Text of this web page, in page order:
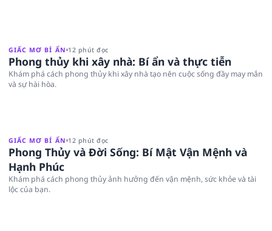
GIẤC MƠ BÍ ẨN 12 phút đọc
Phong thủy khi xây nhà: Bí ẩn và thực tiễn
Khám phá cách phong thủy khi xây nhà tạo nên cuộc sống đầy may mắn
và sự hài hòa.
GIẤC MƠ BÍ ẨN 12 phút đọc
Phong Thủy và Đời Sống: Bí Mật Vận Mệnh và
Hạnh Phúc
Khám phá cách phong thủy ảnh hưởng đến vận mệnh, sức khỏe và tài
lộc của bạn.